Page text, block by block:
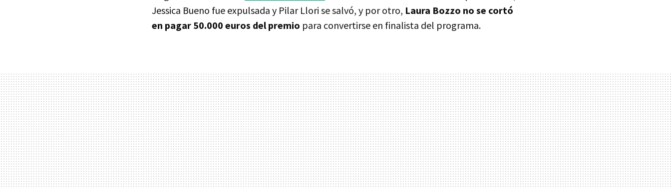
Jessica Bueno fue expulsada y Pilar Llori se salvó, y por otro, Laura Bozzo no se cortó
en pagar 50.000 euros del premio para convertirse en finalista del programa.